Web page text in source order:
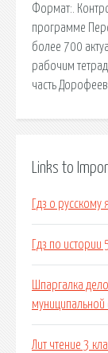
Формат:.
программе
более 700
рабочим
часть
Links to
Гдз о
Гдз по
Шпаргалка
Лит чтение 3